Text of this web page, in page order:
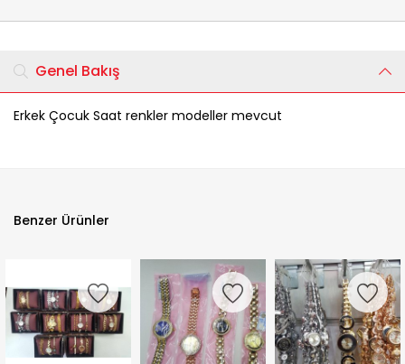
Genel Bakış
Erkek Çocuk Saat renkler modeller mevcut
Benzer Ürünler